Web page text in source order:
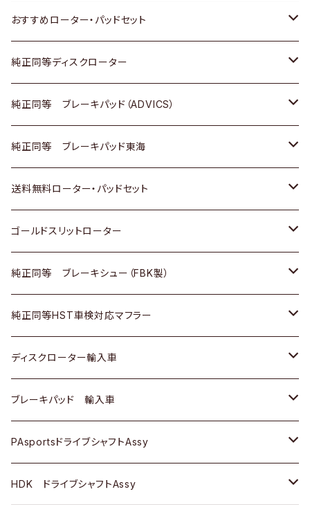
ダイハツ
マツダ
三菱
スバル
日野
三菱ふそう
ＢＭＷ
いすゞ
ダイハツ
マツダ
三菱
日野
三菱ふそう
いすゞ
ダイハツ
三菱
日野
三菱ふそう
その他
スズキ
日産
ダイハツ
マツダ
三菱
スバル
ホンダ
スズキ
日産
いすゞ
ダイハツ
マツダ
三菱
スバル
トヨタ
日産
いすゞ
ダイハツ
マツダ
三菱
おすすめローター・パッドセット
トヨタ
ホンダ
スズキ
日産
ダイハツ
マツダ
三菱
スバル
純正同等ディスクローター
トヨタ
ホンダ
スズキ
日産
いすゞ
ダイハツ
マツダ
三菱
スバル
ＢＥＮＺ
純正同等 ブレーキパッド（ADVICS）
トヨタ
ホンダ
スズキ
日産
ダイハツ
マツダ
三菱
スバル
純正同等 ブレーキパッド東海
トヨタ
ホンダ
日産
いすゞ
ダイハツ
マツダ
三菱
スバル
送料無料ローター・パッドセット
トヨタ
ホンダ
スズキ
日産
ダイハツ
マツダ
三菱
ゴールドスリットローター
トヨタ
ホンダ
スズキ
日産
ダイハツ
マツダ
純正同等 ブレーキシュー（FBK製）
ホンダ
スズキ
日産
ダイハツ
マツダ
純正同等HST車検対応マフラー
トヨタ
ホンダ
スズキ
日産
ディスクローター輸入車
ＡＵＤＩ
ＢＥＮＺ
ＢＭＷ
ブレーキパッド 輸入車
ＢＥＮＺ
ＢＭＷ
PAsportsドライブシャフトAssy
トヨタ
HDK ドライブシャフトAssy